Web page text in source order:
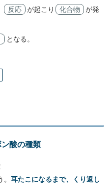
反応 が起こり 化合物
が発
となる。
酸の種類
耳たこになるまで、くり返し